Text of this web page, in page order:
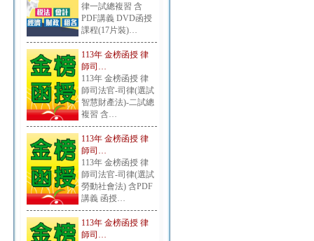
律一試總複習 含
PDF講義 DVD函授
課程(17片裝)…
113年 金榜函授 律
師司…
113年 金榜函授 律
師司法官-司律(選試
智慧財產法)-二試總
複習 含…
113年 金榜函授 律
師司…
113年 金榜函授 律
師司法官-司律(選試
勞動社會法) 含PDF
講義 函授…
113年 金榜函授 律
師司…